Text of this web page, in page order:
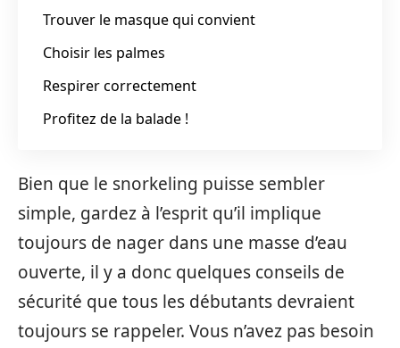
Trouver le masque qui convient
Choisir les palmes
Respirer correctement
Profitez de la balade !
Bien que le snorkeling puisse sembler
simple, gardez à l’esprit qu’il implique
toujours de nager dans une masse d’eau
ouverte, il y a donc quelques conseils de
sécurité que tous les débutants devraient
toujours se rappeler. Vous n’avez pas besoin